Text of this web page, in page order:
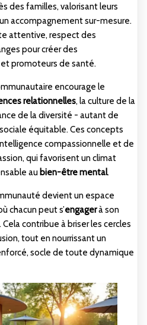
des familles, valorisant leurs
accompagnement sur-mesure.
attentive, respect des
pour créer des
promoteurs de santé.
encourage le
relationnelles, la culture de la
de la diversité - autant de
équitable. Ces concepts
compassionnelle et de
, qui favorisent un climat
au bien-être mental.
devient un espace
chacun peut s’engagerà son
contribue à briser les cercles
tout en nourrissant un
socle de toute dynamique